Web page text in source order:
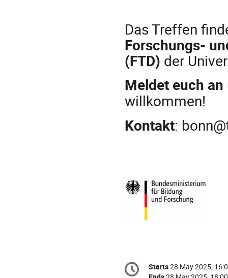
Das Treffen
Forschungs-
(FTD) der
Meldet euch an
willkommen!
Kontakt:
Conference
information
Date/Time
Starts28 May 2025,